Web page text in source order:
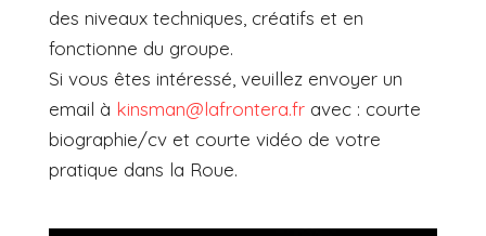
des niveaux techniques, créatifs et en
fonctionne du groupe.
Si vous êtes intéressé, veuillez envoyer un
email à kinsman@lafrontera.fravec : courte
biographie/cv et courte vidéo de votre
pratique dans la Roue.